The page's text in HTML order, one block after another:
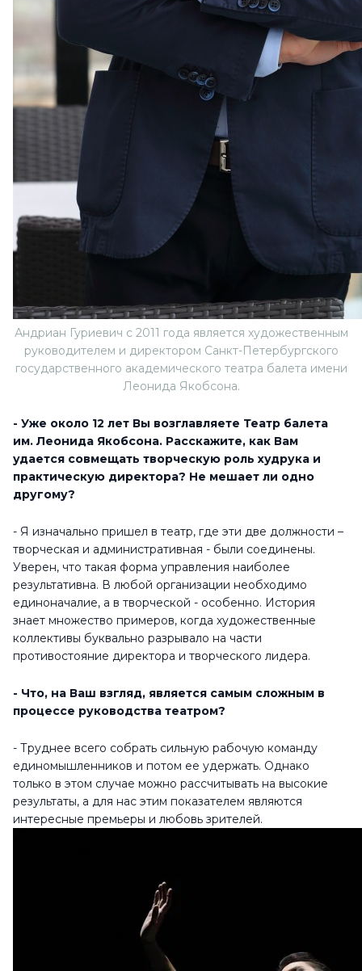
Андриан Гуриевич с 2011 года является художественным
руководителем и директором Санкт-Петербургского
государственного академического театра балета имени
Леонида Якобсона.
- Уже около 12 лет Вы возглавляете Театр балета
им. Леонида Якобсона. Расскажите, как Вам
удается совмещать творческую роль худрука и
практическую директора? Не мешает ли одно
другому?
- Я изначально пришел в театр, где эти две должности –
творческая и административная - были соединены.
Уверен, что такая форма управления наиболее
результативна. В любой организации необходимо
единоначалие, а в творческой - особенно. История
знает множество примеров, когда художественные
коллективы буквально разрывало на части
противостояние директора и творческого лидера.
- Что, на Ваш взгляд, является самым сложным в
процессе руководства театром?
- Труднее всего собрать сильную рабочую команду
единомышленников и потом ее удержать. Однако
только в этом случае можно рассчитывать на высокие
результаты, а для нас этим показателем являются
интересные премьеры и любовь зрителей.